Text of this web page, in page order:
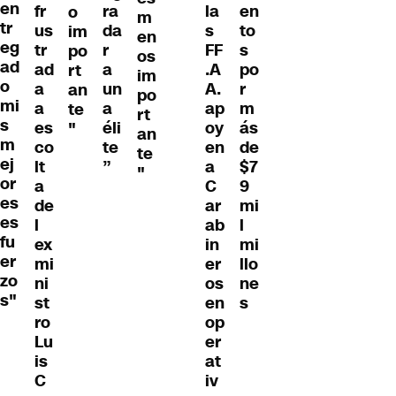
en
tr
eg
ad
o
mi
s
m
ej
or
es
es
fu
er
zo
s"
fr
us
tr
ad
a
a
es
co
lt
a
de
l
ex
mi
ni
st
ro
Lu
is
C
o
im
po
rt
an
te
"
ra
da
r
a
un
a
éli
te
”
m
en
os
im
po
rt
an
te
"
la
s
FF
.A
A.
ap
oy
en
a
C
ar
ab
in
er
os
en
op
er
at
iv
en
to
s
po
r
m
ás
de
$7
9
mi
l
mi
llo
ne
s